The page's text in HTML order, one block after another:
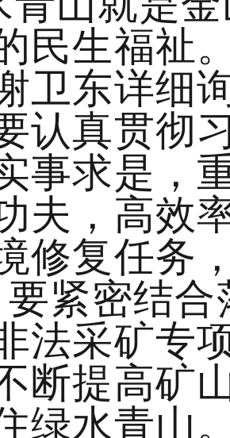
民生福祉
卫东详细
认真贯彻
事求是，
夫，高效
修复任务
要紧密结
法采矿专
断提高矿
绿水青山